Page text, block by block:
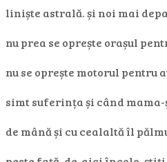
liniște astrală. și noi mai
nu prea se oprește orașul
nu se oprește motorul pentru
simt suferința și când
de mână și cu cealaltă îl